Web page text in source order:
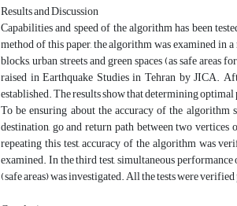
Results and Discussion
Capabilities and speed of the algorithm has been
method of this paper, the algorithm was examined in
blocks, urban streets and green spaces (as safe areas
raised in Earthquake Studies in Tehran by JICA.
established. The results show that determining
To be ensuring about the accuracy of the
destination, go and return path between two
repeating this test, accuracy of the algorithm was
examined. In the third test, simultaneous
(safe areas) was investigated. All the tests were